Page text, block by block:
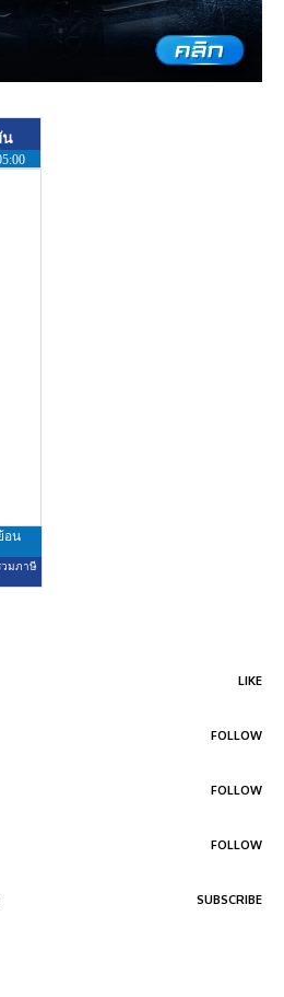
LIKE
FOLLOW
FOLLOW
FOLLOW
SUBSCRIBE